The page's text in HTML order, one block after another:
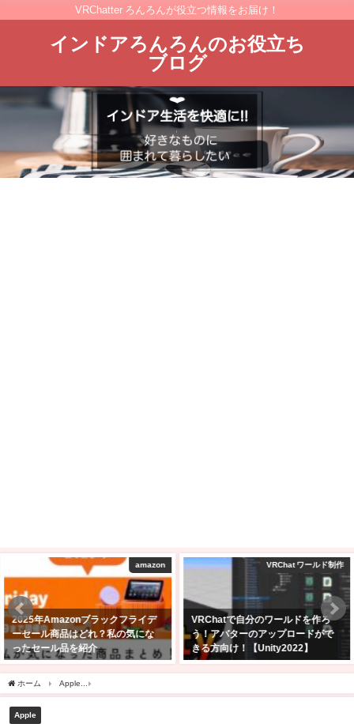
VRChatter ろんろんが役立つ情報をお届け！
インドアろんろんのお役立ち
ブログ
amazon
2025年Amazonブラックフライデ
ーセール商品はどれ？私の気にな
ったセール品を紹介
VRChat ワールド制作
VRChatで自分のワールドを作ろ
う！アバターのアップロードがで
きる方向け！【Unity2022】
ホーム Apple
Apple